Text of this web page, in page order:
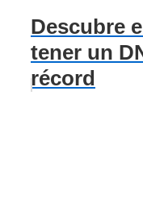
Descubre
tener un
récord